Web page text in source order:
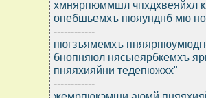
хмнярпюммшл чпхдхвеяйхл
опебшьемхъ пюяунднб мю
------------
пюгзъямемхъ
бнопняюл нясыеярбкемхъ
пняяхияйни тедепюжхх"
------------